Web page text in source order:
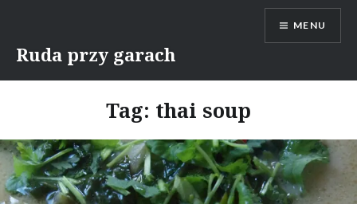
content
Ruda przy garach
MENU
Tag: thai soup